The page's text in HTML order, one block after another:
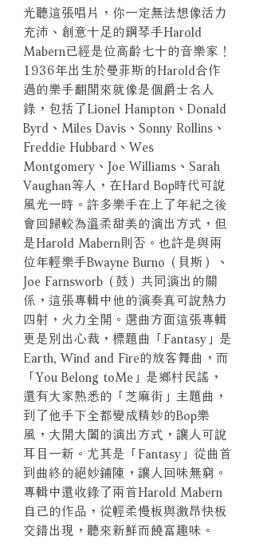
光聽這張唱片，你一定無法想像活力
充沛、創意十足的鋼琴手Harold
Mabern已經是位高齡七十的音樂家！
1936年出生於曼菲斯的Harold合作
過的樂手翻開來就像是個爵士名人
錄，包括了Lionel Hampton、Donald
Byrd、Miles Davis、Sonny Rollins、
Freddie Hubbard、Wes
Montgomery、Joe Williams、Sarah
Vaughan等人，在Hard Bop時代可說
風光一時。許多樂手在上了年紀之後
會回歸較為溫柔甜美的演出方式，但
是Harold Mabern則否。也許是與兩
位年輕樂手Bwayne Burno（貝斯）、
Joe Farnsworb（鼓）共同演出的關
係，這張專輯中他的演奏真可說熱力
四射，火力全開。選曲方面這張專輯
更是別出心裁，標題曲「Fantasy」是
Earth, Wind and Fire的放客舞曲，而
「You Belong toMe」是鄉村民謠，
還有大家熟悉的「芝麻街」主題曲，
到了他手下全都變成精妙的Bop樂
風，大開大闔的演出方式，讓人可說
耳目一新。尤其是「Fantasy」從曲首
到曲終的絕妙鋪陳，讓人回味無窮。
專輯中還收錄了兩首Harold Mabern
自己的作品，從輕柔慢板與激昂快板
交錯出現，聽來新鮮而饒富趣味。